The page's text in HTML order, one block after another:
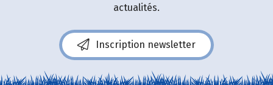
actualités.
Inscription newsletter